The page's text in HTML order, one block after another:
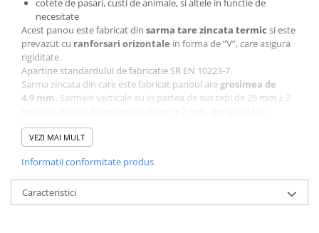
cotete de pasari, custi de animale, si altele in functie de
necesitate
Acest panou este fabricat din sarma tare zincata termic si este
prevazut cu ranforsari orizontale in forma de ”V”, care asigura
rigiditate.
Apartine standardului de fabricatie SR EN 10223-7.
Sarma zincata din care este fabricat panoul are grosimea de
4.9 mm. Sarmele verticale au in partea de sus tepi de 25 mm ± 2
inaltime totala de 1500 mm ± 4 mm. Sarmele orizontale au tepi cu
o lungime de 12.5 mm ± 2 mm la fiecare capat, ajungand la o
Poti fixa acest panou cu stalpi si cleme de prindere.
VEZI MAI MULT
Informatii conformitate produs
Caracteristici